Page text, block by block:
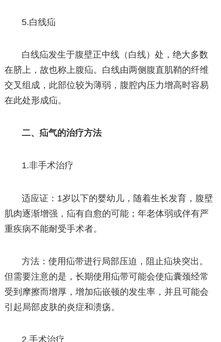
5.白线疝
白线疝发生于腹壁正中线（白线）处，绝大多数
在脐上，故也称上腹疝。白线由两侧腹直肌鞘的纤维
交叉组成，此部位较为薄弱，腹腔内压力增高时容易
在此处形成疝。
二、疝气的治疗方法
1.非手术治疗
适应证：1岁以下的婴幼儿，随着生长发育，腹壁
肌肉逐渐增强，疝有自愈的可能；年老体弱或伴有严
重疾病不能耐受手术者。
方法：使用疝带进行局部压迫，阻止疝块突出。
但需要注意的是，长期使用疝带可能会使疝囊颈经常
受到摩擦而增厚，增加疝嵌顿的发生率，并且可能会
引起局部皮肤的炎症和溃疡。
2.手术治疗